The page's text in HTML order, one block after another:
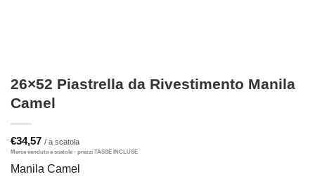
26×52 Piastrella da Rivestimento Manila
Camel
€34,57
Manila Camel